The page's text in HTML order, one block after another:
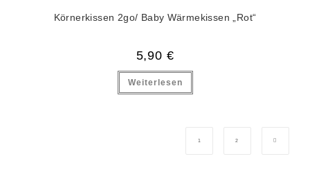
Körnerkissen 2go/ Baby Wärmekissen „Rot“
5,90 €
Weiterlesen
1 2